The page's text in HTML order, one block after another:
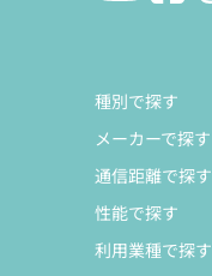
種別で探す
メーカーで探す
通信距離で探す
性能で探す
利用業種で探す